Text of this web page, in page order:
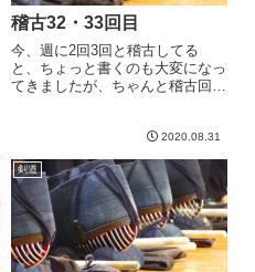
稽古32・33回目
今、週に2回3回と稽古してる
と、ちょっと書くのも大変になっ
てきましたが、ちゃんと稽古回数
ファーストな打ち方に変更。する
と、自分の面が当り始めました。
それに腰を入れやすいので、打っ
た...
2020.08.31
剣道